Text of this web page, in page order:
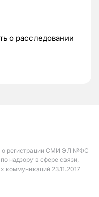
о расследовании
о регистрации СМИ ЭЛ №ФС
надзору в сфере связи,
коммуникаций 23.11.2017